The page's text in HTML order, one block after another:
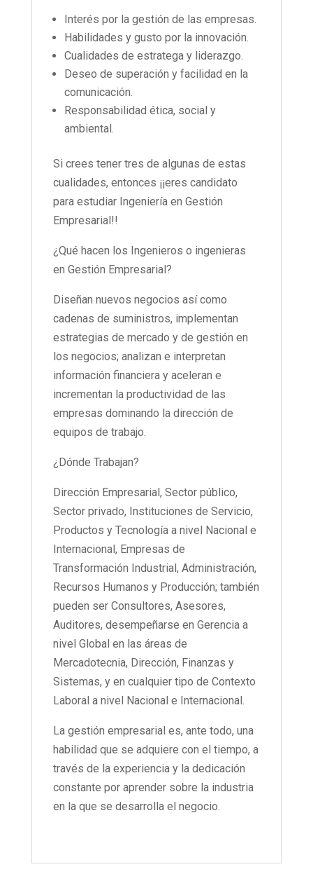
Interés por la gestión de las empresas.
Habilidades y gusto por la innovación.
Cualidades de estratega y liderazgo.
Deseo de superación y facilidad en la
comunicación.
Responsabilidad ética, social y
ambiental.
Si crees tener tres de algunas de estas
cualidades, entonces ¡¡eres candidato
para estudiar Ingeniería en Gestión
Empresarial!!
¿Qué hacen los Ingenieros o ingenieras
en Gestión Empresarial?
Diseñan nuevos negocios así como
cadenas de suministros, implementan
estrategias de mercado y de gestión en
los negocios; analizan e interpretan
información financiera y aceleran e
incrementan la productividad de las
empresas dominando la dirección de
equipos de trabajo.
¿Dónde Trabajan?
Dirección Empresarial, Sector público,
Sector privado, Instituciones de Servicio,
Productos y Tecnología a nivel Nacional e
Internacional, Empresas de
Transformación Industrial, Administración,
Recursos Humanos y Producción; también
pueden ser Consultores, Asesores,
Auditores, desempeñarse en Gerencia a
nivel Global en las áreas de
Mercadotecnia, Dirección, Finanzas y
Sistemas, y en cualquier tipo de Contexto
Laboral a nivel Nacional e Internacional.
La gestión empresarial es, ante todo, una
habilidad que se adquiere con el tiempo, a
través de la experiencia y la dedicación
constante por aprender sobre la industria
en la que se desarrolla el negocio.